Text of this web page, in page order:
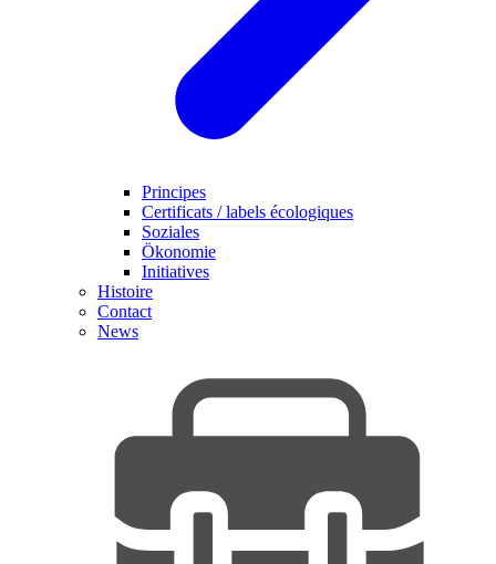
Principes
Certificats / labels écologiques
Soziales
Ökonomie
Initiatives
Histoire
Contact
News